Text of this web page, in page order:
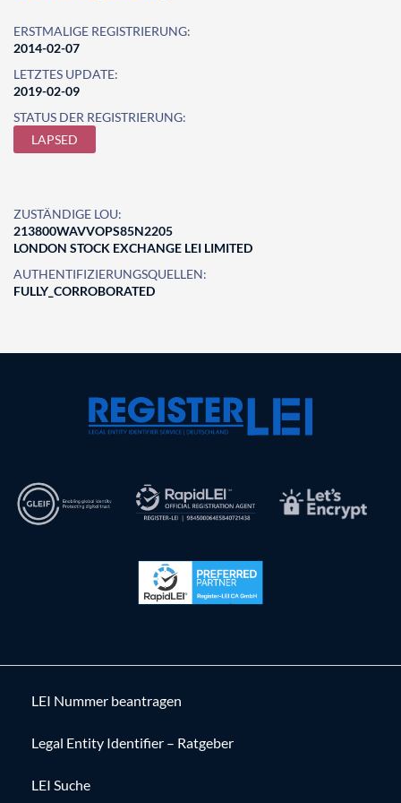
ERSTMALIGE REGISTRIERUNG:
2014-02-07
LETZTES UPDATE:
2019-02-09
STATUS DER REGISTRIERUNG:
LAPSED
ZUSTÄNDIGE LOU:
213800WAVVOPS85N2205
LONDON STOCK EXCHANGE LEI LIMITED
AUTHENTIFIZIERUNGSQUELLEN:
FULLY_CORROBORATED
LEI Nummer beantragen
Legal Entity Identifier – Ratgeber
LEI Suche